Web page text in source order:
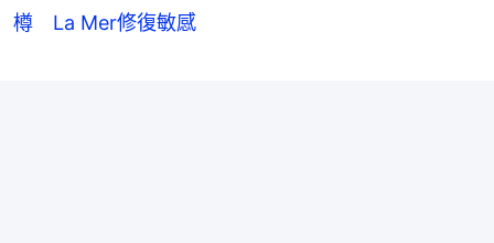
樽 La Mer修復敏感